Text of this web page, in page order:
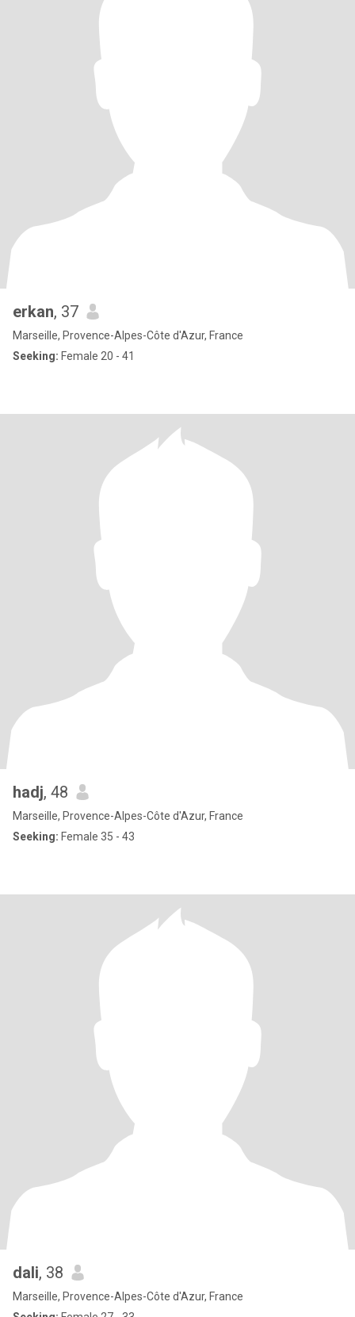
erkan, 37
Marseille, Provence-Alpes-Côte d'Azur, France
Seeking: Female 20 - 41
hadj, 48
Marseille, Provence-Alpes-Côte d'Azur, France
Seeking: Female 35 - 43
dali, 38
Marseille, Provence-Alpes-Côte d'Azur, France